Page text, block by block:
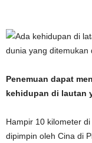
Penemuan dapat
kehidupan di lautan
Hampir 10 kilometer
dipimpin oleh Cina di